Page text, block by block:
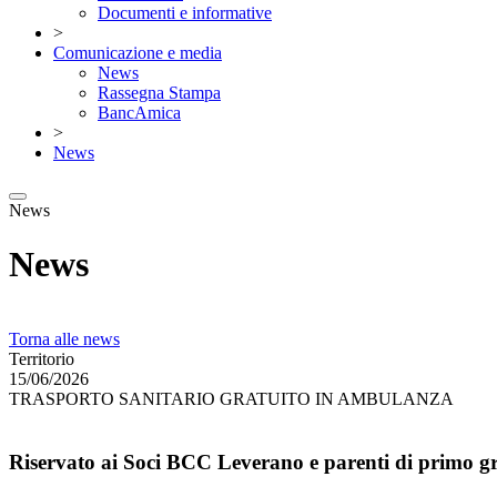
Documenti e informative
>
Comunicazione e media
News
Rassegna Stampa
BancAmica
>
News
News
News
Torna alle news
Territorio
15/06/2026
TRASPORTO SANITARIO GRATUITO IN AMBULANZA
Riservato ai Soci BCC Leverano e parenti di primo